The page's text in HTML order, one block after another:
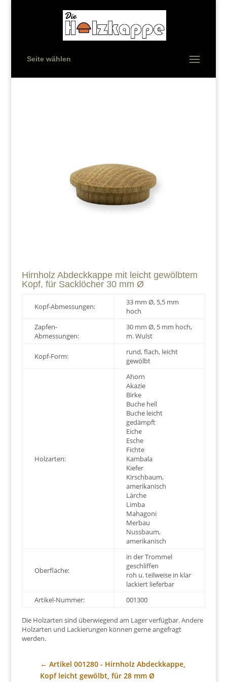
Seite wählen
Hirnholz Abdeckkappe mit leicht gewölbtem
Kopf, für Sacklöcher 30 mm Ø
Kopf-Abmessungen:
33 mm Ø, 5,5 mm
hoch
Zapfen-
Abmessungen:
30 mm Ø, 5 mm hoch,
m. Wulst
Kopf-Form:
rund, flach, leicht
gewölbt
Holzarten:
Ahorn
Akazie
Birke
Buche hell
Buche leicht
gedämpft
Eiche
Esche
Fichte
Kambala
Kiefer
Kirschbaum,
amerikanisch
Lärche
Limba
Mahagoni
Merbau
Nussbaum,
amerikanisch
Oberfläche:
in der Trommel
geschliffen
roh u. teilweise in klar
lackiert lieferbar
Artikel-Nummer:
001300
Die Holzarten sind überwiegend am Lager verfügbar. Andere
Holzarten und Lackierungen können gerne angefragt
werden.
← Artikel 001280 - Hirnholz Abdeckkappe,
Kopf leicht gewölbt, für 28 mm Ø